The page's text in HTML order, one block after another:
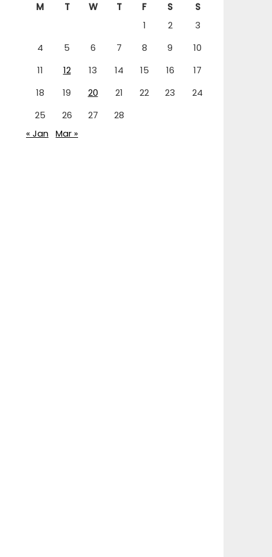
M T W T F S
S
1
2
3
4
5 6 7 8 9
10
11
12 13 14 15 16
17
18
19 20 21 22 23
24
25
26 27
28
« Jan Mar »